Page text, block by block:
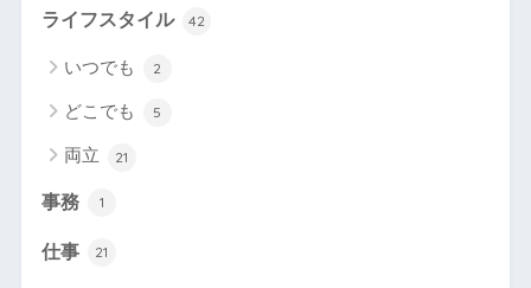
ライフスタイル 42
いつでも 2
どこでも 5
両立 21
事務 1
仕事 21